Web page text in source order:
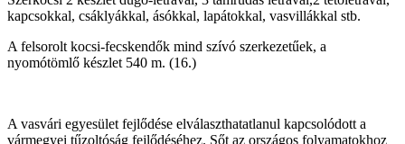
kapcsokkal, csáklyákkal, ásókkal, lapátokkal, vasvillákkal stb.
A felsorolt kocsi-fecskendők mind szívó szerkezetűek, a
nyomótömlő készlet 540 m. (16.)
A vasvári egyesület fejlődése elválaszthatatlanul kapcsolódott a
vármegyei tűzoltóság fejlődéséhez. Sőt az országos folyamatokhoz